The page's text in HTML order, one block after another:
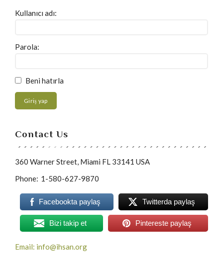
Kullanıcı adı:
Parola:
Beni hatırla
Giriş yap
Contact Us
360 Warner Street, Miami FL 33141 USA
Phone: 1-580-627-9870
Facebookta paylaş Twitterda paylaş
Bizi takip et Pintereste paylaş
Email: info@ihsan.org